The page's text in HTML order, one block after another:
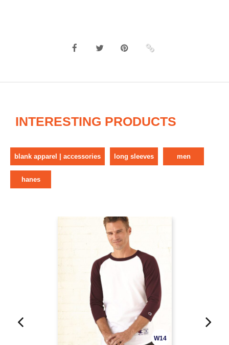
INTERESTING PRODUCTS
blank apparel | accessories long sleeves men
hanes
W14